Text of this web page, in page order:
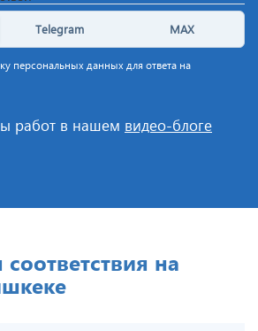
Telegram MAX
персональных данных для ответа на
работ в нашем видео-блоге
на